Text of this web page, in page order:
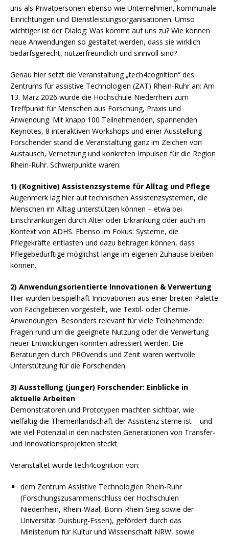
uns als Privatpersonen ebenso wie Unternehmen, kommunale
Einrichtungen und Dienstleistungsorganisationen. Umso
wichtiger ist der Dialog: Was kommt auf uns zu? Wie können
neue Anwendungen so gestaltet werden, dass sie wirklich
bedarfsgerecht, nutzerfreundlich und sinnvoll sind?
Genau hier setzt die Veranstaltung „tech4cognition“ des
Zentrums für assistive Technologien (ZAT) Rhein-Ruhr an: Am
13. März 2026 wurde die Hochschule Niederrhein zum
Treffpunkt für Menschen aus Forschung, Praxis und
Anwendung. Mit knapp 100 Teilnehmenden, spannenden
Keynotes, 8 interaktiven Workshops und einer Ausstellung
Forschender stand die Veranstaltung ganz im Zeichen von
Austausch, Vernetzung und konkreten Impulsen für die Region
Rhein-Ruhr. Schwerpunkte waren:
1) (Kognitive) Assistenzsysteme für Alltag und Pflege
Augenmerk lag hier auf technischen Assistenzsystemen, die
Menschen im Alltag unterstützen können – etwa bei
Einschränkungen durch Alter oder Erkrankung oder auch im
Kontext von ADHS. Ebenso im Fokus: Systeme, die
Pflegekräfte entlasten und dazu beitragen können, dass
Pflegebedürftige möglichst lange im eigenen Zuhause bleiben
können.
2) Anwendungsorientierte Innovationen & Verwertung
Hier wurden beispielhaft Innovationen aus einer breiten Palette
von Fachgebieten vorgestellt, wie Textil- oder Chemie-
Anwendungen. Besonders relevant für viele Teilnehmende:
Fragen rund um die geeignete Nutzung oder die Verwertung
neuer Entwicklungen konnten adressiert werden. Die
Beratungen durch PROvendis und Zenit waren wertvolle
Unterstützung für die Forschenden.
3) Ausstellung (junger) Forschender: Einblicke in
aktuelle Arbeiten
Demonstratoren und Prototypen machten sichtbar, wie
vielfältig die Themenlandschaft der Assistenz steme ist – und
wie viel Potenzial in den nächsten Generationen von Transfer-
und Innovationsprojekten steckt.
Veranstaltet wurde tech4cognition von:
dem Zentrum Assistive Technologien Rhein-Ruhr
(Forschungszusammenschluss der Hochschulen
Niederrhein, Rhein-Waal, Bonn-Rhein-Sieg sowie der
Universität Duisburg-Essen), gefördert durch das
Ministerium für Kultur und Wissenschaft NRW, sowie